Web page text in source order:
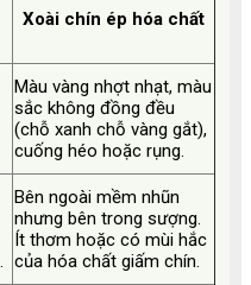
Xoài chín ép hóa chất
Màu vàng nhợt nhạt, màu
sắc không đồng đều
(chỗ xanh chỗ vàng gắt),
cuống héo hoặc rụng.
Bên ngoài mềm nhũn
nhưng bên trong sượng.
Ít thơm hoặc có mùi hắc
của hóa chất giấm chín.